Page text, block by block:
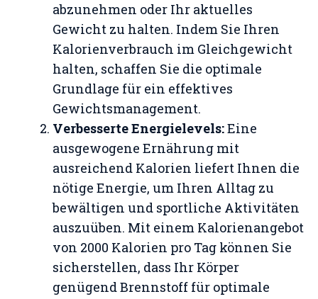
abzunehmen oder Ihr aktuelles
Gewicht zu halten. Indem Sie Ihren
Kalorienverbrauch im Gleichgewicht
halten, schaffen Sie die optimale
Grundlage für ein effektives
Gewichtsmanagement.
Verbesserte Energielevels:Eine
ausgewogene Ernährung mit
ausreichend Kalorien liefert Ihnen die
nötige Energie, um Ihren Alltag zu
bewältigen und sportliche Aktivitäten
auszuüben. Mit einem Kalorienangebot
von 2000 Kalorien pro Tag können Sie
sicherstellen, dass Ihr Körper
genügend Brennstoff für optimale